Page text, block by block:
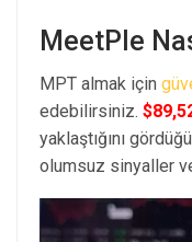
MeetPle
MPT almak için
edebilirsiniz.
yaklaştığını
olumsuz sinyaller